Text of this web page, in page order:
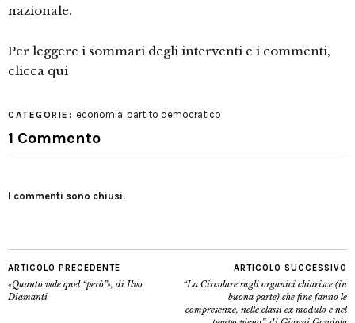
nazionale.
Per leggere i sommari degli interventi e i commenti,
clicca qui
CATEGORIE: economia, partito democratico
1 Commento
I commenti sono chiusi.
ARTICOLO PRECEDENTE
«Quanto vale quel “però”», di Ilvo
Diamanti
ARTICOLO SUCCESSIVO
“La Circolare sugli organici chiarisce (in
buona parte) che fine fanno le
compresenze, nelle classi ex modulo e nel